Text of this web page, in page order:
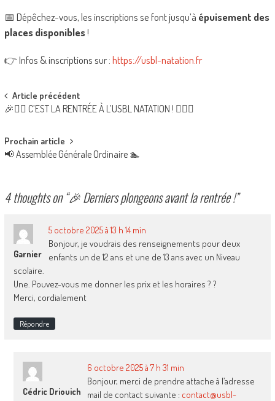
📅 Dépêchez-vous, les inscriptions se font jusqu’à épuisement des
places disponibles!
👉 Infos & inscriptions sur :https://usbl-natation.fr
Post
navigation
Article précédent
🎉🏊‍♂️ C’EST LA RENTRÉE À L’USBL NATATION ! 🏊‍♀️🎉
Prochain article
📢 Assemblée Générale Ordinaire 🏊
4 thoughts on “🎉 Derniers plongeons avant la rentrée !”
Garnier
5 octobre 2025 à 13 h 14 min
Bonjour, je voudrais des renseignements pour deux
enfants un de 12 ans et une de 13 ans avec un Niveau
scolaire.
Une. Pouvez-vous me donner les prix et les horaires ? ?
Merci, cordialement
Répondre
Cédric Driouich
6 octobre 2025 à 7 h 31 min
Bonjour, merci de prendre attache à l’adresse
mail de contact suivante : contact@usbl-